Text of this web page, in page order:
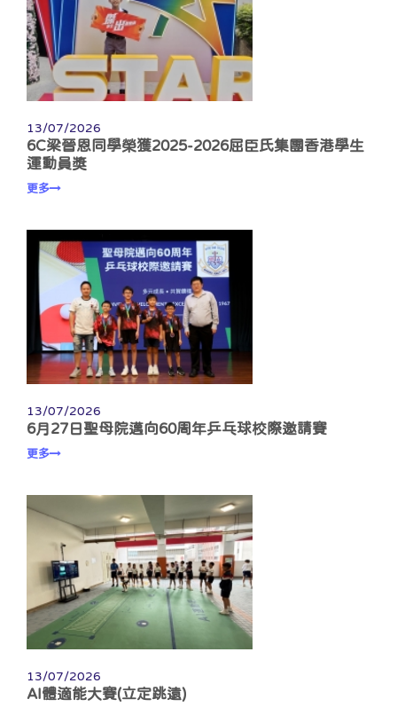
13/07/2026
6C梁晉恩同學榮獲2025-2026屈臣氏集團香港學生
運動員獎
更多
13/07/2026
6月27日聖母院邁向60周年乒乓球校際邀請賽
更多
13/07/2026
AI體適能大賽(立定跳遠)